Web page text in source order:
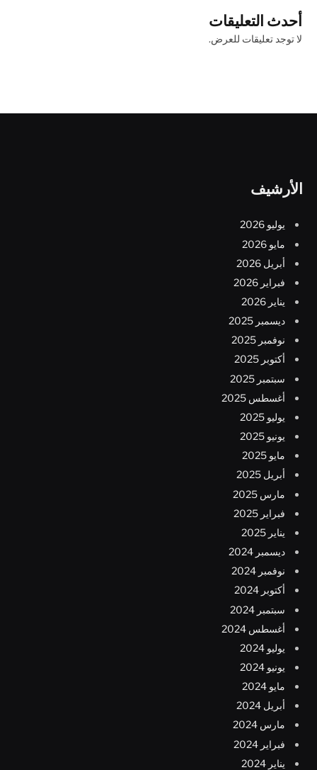
أحدث التعليقات
لا توجد تعليقات للعرض.
الأرشيف
يوليو 2026
مايو 2026
أبريل 2026
فبراير 2026
يناير 2026
ديسمبر 2025
نوفمبر 2025
أكتوبر 2025
سبتمبر 2025
أغسطس 2025
يوليو 2025
يونيو 2025
مايو 2025
أبريل 2025
مارس 2025
فبراير 2025
يناير 2025
ديسمبر 2024
نوفمبر 2024
أكتوبر 2024
سبتمبر 2024
أغسطس 2024
يوليو 2024
يونيو 2024
مايو 2024
أبريل 2024
مارس 2024
فبراير 2024
يناير 2024